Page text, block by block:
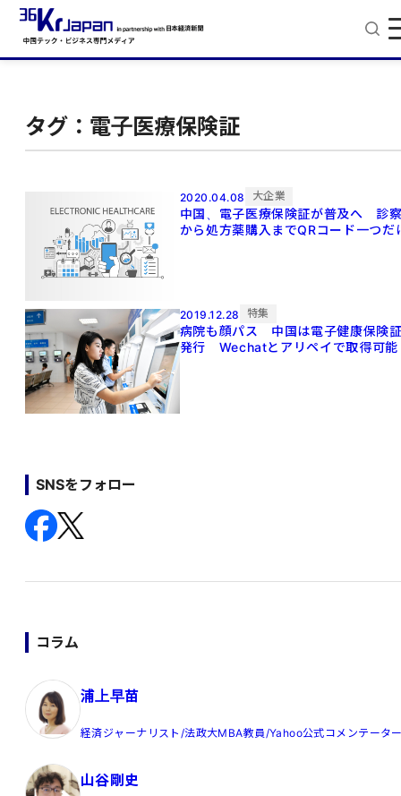
タグ：電子医療保険証
2020.04.08 大企業
中国、電子医療保険証が普及へ 診
から処方薬購入までQRコード一つだ
2019.12.28 特集
病院も顔パス 中国は電子健康保険
発行 Wechatとアリペイで取得可能
SNSをフォロー
コラム
浦上早苗
経済ジャーナリスト/法政大MBA教員/Yahoo公式コメンテータ
山谷剛史